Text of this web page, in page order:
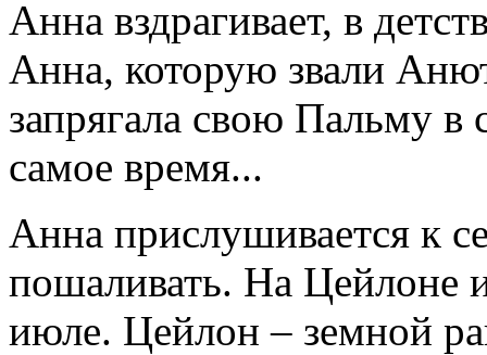
Анна вздрагивает, в
Анна, которую звали
запрягала свою Пальму в
самое время...
Анна прислушивается к
пошаливать. На Цейлоне
июле. Цейлон – земной